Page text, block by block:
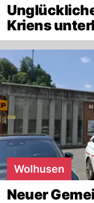
Kriens
Wolhusen
Neuer